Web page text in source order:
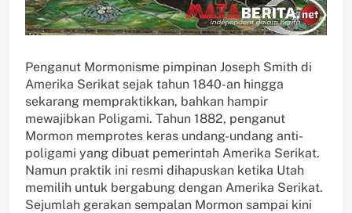
Penganut Mormonisme pimpinan Joseph Smith di
Amerika Serikat sejak tahun 1840-an hingga
sekarang mempraktikkan, bahkan hampir
mewajibkan Poligami. Tahun 1882, penganut
Mormon memprotes keras undang-undang anti-
poligami yang dibuat pemerintah Amerika Serikat.
Namun praktik ini resmi dihapuskan ketika Utah
memilih untuk bergabung dengan Amerika Serikat.
Sejumlah gerakan sempalan Mormon sampai kini